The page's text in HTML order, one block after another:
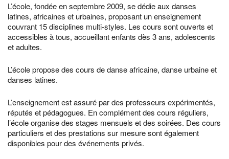
L’école, fondée en septembre 2009, se dédie aux danses
latines, africaines et urbaines, proposant un enseignement
couvrant 15 disciplines multi-styles. Les cours sont ouverts et
accessibles à tous, accueillant enfants dès 3 ans, adolescents
et adultes.
L’école propose des cours de danse africaine, danse urbaine et
danses latines.
L’enseignement est assuré par des professeurs expérimentés,
réputés et pédagogues. En complément des cours réguliers,
l’école organise des stages mensuels et des soirées. Des cours
particuliers et des prestations sur mesure sont également
disponibles pour des événements privés.